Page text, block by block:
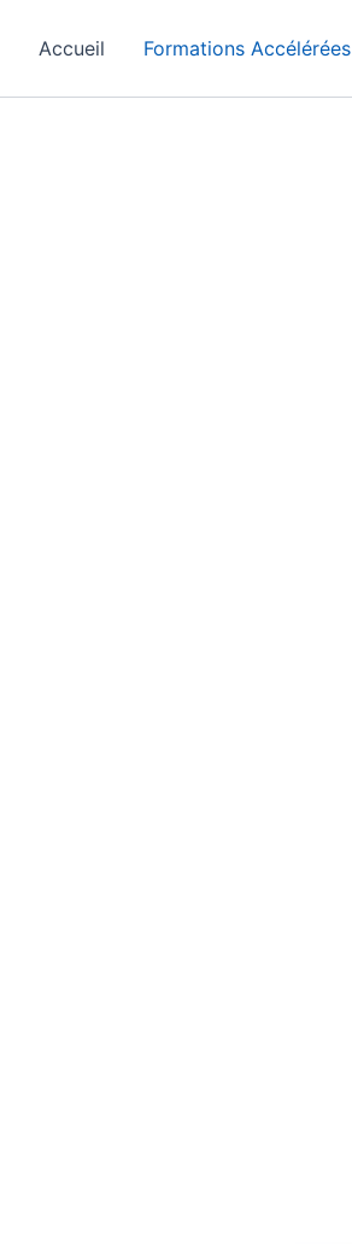
Accueil Formations Accélérées